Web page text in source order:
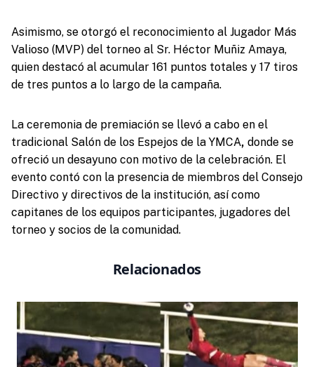
Asimismo, se otorgó el reconocimiento al Jugador Más
Valioso (MVP) del torneo al Sr. Héctor Muñiz Amaya,
quien destacó al acumular 161 puntos totales y 17 tiros
de tres puntos a lo largo de la campaña.
La ceremonia de premiación se llevó a cabo en el
tradicional Salón de los Espejos de la YMCA, donde se
ofreció un desayuno con motivo de la celebración. El
evento contó con la presencia de miembros del Consejo
Directivo y directivos de la institución, así como
capitanes de los equipos participantes, jugadores del
torneo y socios de la comunidad.
Relacionados